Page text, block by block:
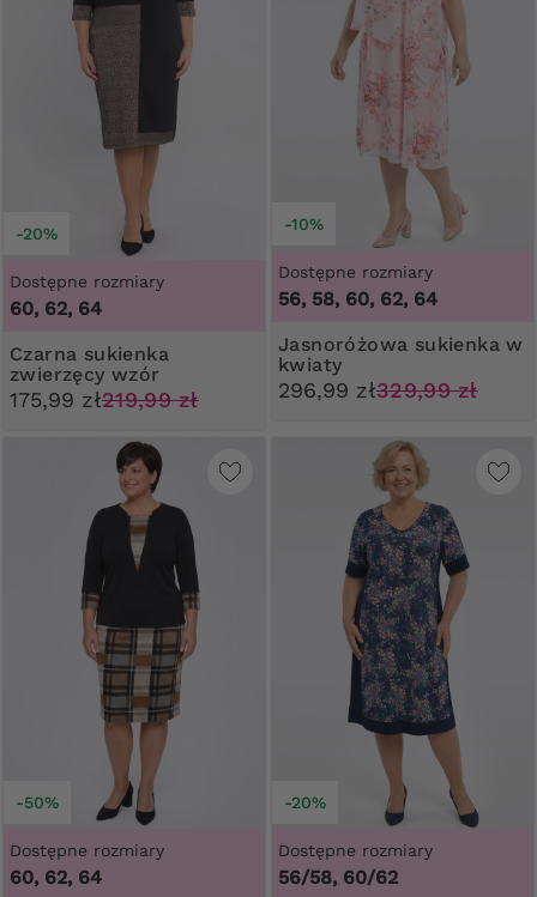
-20%
Dostępne rozmiary
60, 62, 64
Czarna sukienka
zwierzęcy wzór
175,99 zł219,99 zł
-10%
Dostępne rozmiary
56, 58, 60, 62, 64
Jasnoróżowa sukienka w
kwiaty
296,99 zł329,99 zł
-50%
Dostępne rozmiary
60, 62, 64
-20%
Dostępne rozmiary
56/58, 60/62